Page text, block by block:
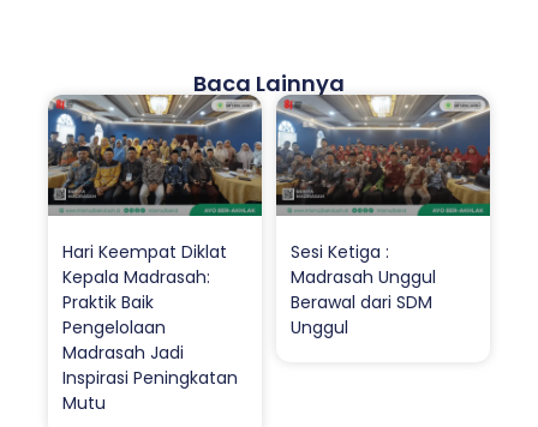
Baca Lainnya
Hari Keempat Diklat
Kepala Madrasah:
Praktik Baik
Pengelolaan
Madrasah Jadi
Inspirasi Peningkatan
Mutu
Sesi Ketiga :
Madrasah Unggul
Berawal dari SDM
Unggul